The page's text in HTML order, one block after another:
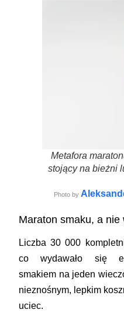
Metafora
stojący na bieżni
Photo by
Maraton smaku, a
Liczba 30 000
co wydawało się
smakiem na jeden
nieznośnym, lepkim
uciec.